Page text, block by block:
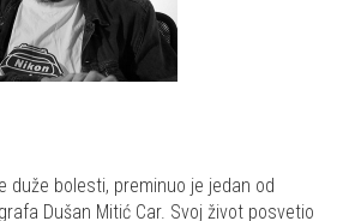
duže bolesti, preminuo je jedan od
Dušan Mitić Car. Svoj život posvetio